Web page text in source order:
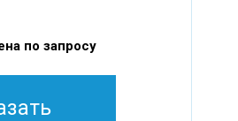
по запросу